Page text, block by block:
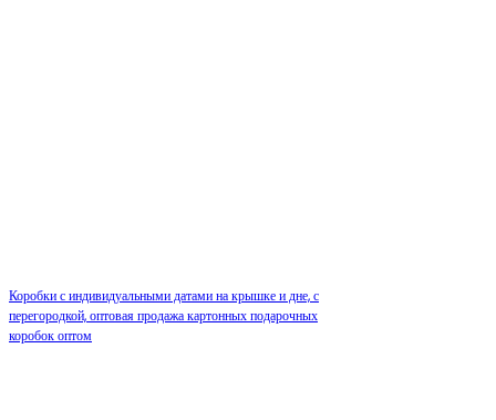
Коробки с индивидуальными датами на крышке и дне, с
перегородкой, оптовая продажа картонных подарочных
коробок оптом